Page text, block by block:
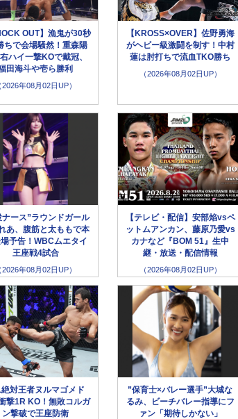
OUT】漁鬼が30秒
ちで会場騒然！重森陽
ハイ一撃KOで戴冠、
田海斗や壱ら勝利
2026年08月02日UP）
【KROSS×OVER】佐野勇海
がヘビー級激闘を制す！中村
蓮は肘打ちで流血TKO勝ち
（2026年08月02日UP）
ナース”ラウンドガール
あ、腹筋と太ももで本
場予告！WBCムエタイ
王座戦4試合
2026年08月02日UP）
【テレビ・配信】安部焰vsペ
ットムアンカン、藤原乃愛vs
カナなど『BOM 51』生中
継・放送・配信情報
（2026年08月02日UP）
絶対王者ヌルマゴメド
撃1R KO！無敗コルガ
ン撃破で王座防衛
”保育士×バレー選手”大城な
るみ、ビーチバレー指導にフ
ァン「期待しかない」